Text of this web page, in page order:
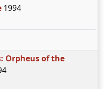
1994
Orpheus of the